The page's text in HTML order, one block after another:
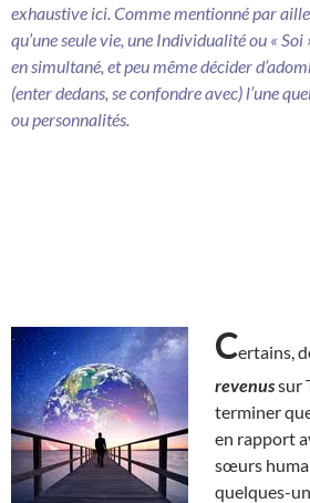
exhaustive ici. Comme mentionné par
qu’une seule vie, une Individualité ou « Soi
en simultané, et peu même décider
(enter dedans, se confondre avec) l’une
ou personnalités.
Certains,
revenussur
terminer
en rapport
sœurs
quelques-